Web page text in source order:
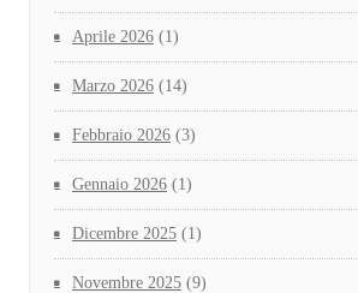
Aprile 2026 (1)
Marzo 2026 (14)
Febbraio 2026 (3)
Gennaio 2026 (1)
Dicembre 2025 (1)
Novembre 2025 (9)